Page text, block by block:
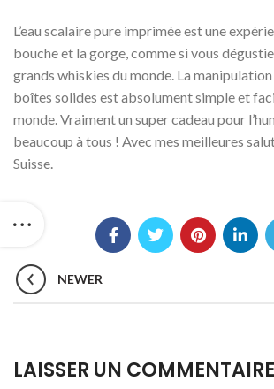
L’eau scalaire pure imprimée est une
bouche et la gorge, comme si vous
grands whiskies du monde. La
boîtes solides est absolument simple et
monde. Vraiment un super cadeau pour
beaucoup à tous ! Avec mes meilleures
Suisse.
NEWER
LAISSER UN COMMENTAIRE